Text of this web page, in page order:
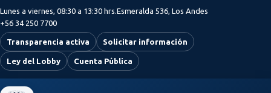
Saltar al contenido principal
Lunes a viernes, 08:30 a 13:30 hrs.Esmeralda 536, Los Andes
+56 34 250 7700
Transparencia activa Solicitar información
Ley del Lobby Cuenta Pública